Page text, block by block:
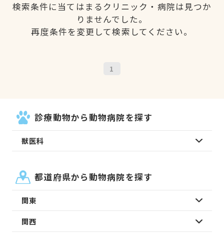
検索条件に当てはまるクリニック・病院は見つか
りませんでした。
再度条件を変更して検索してください。
1
診療動物から動物病院を探す
獣医科
都道府県から動物病院を探す
関東
関西